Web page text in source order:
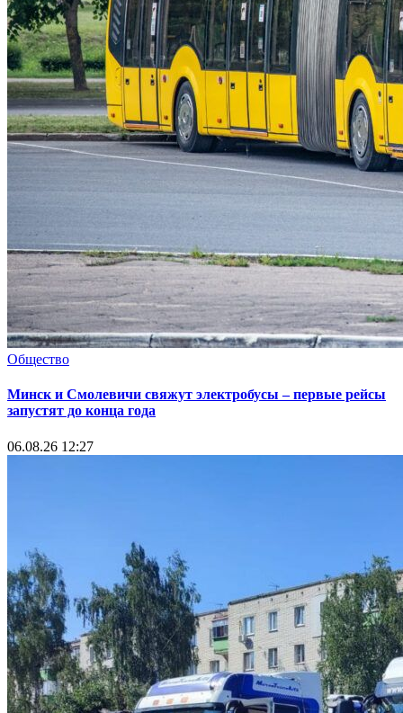
Общество
Минск и Смолевичи свяжут электробусы – первые рейсы
запустят до конца года
06.08.26 12:27